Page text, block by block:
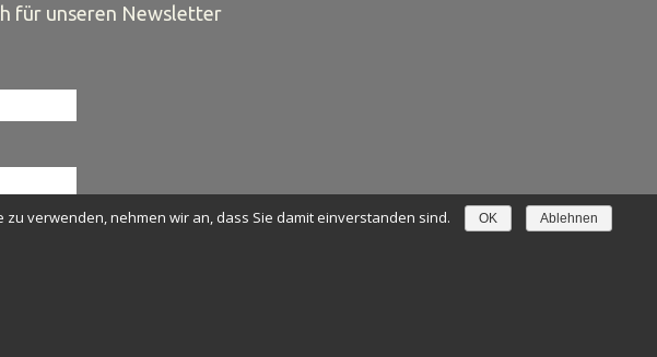
für unseren Newsletter
verwenden, nehmen wir an, dass Sie damit einverstanden sind. OK Ablehnen